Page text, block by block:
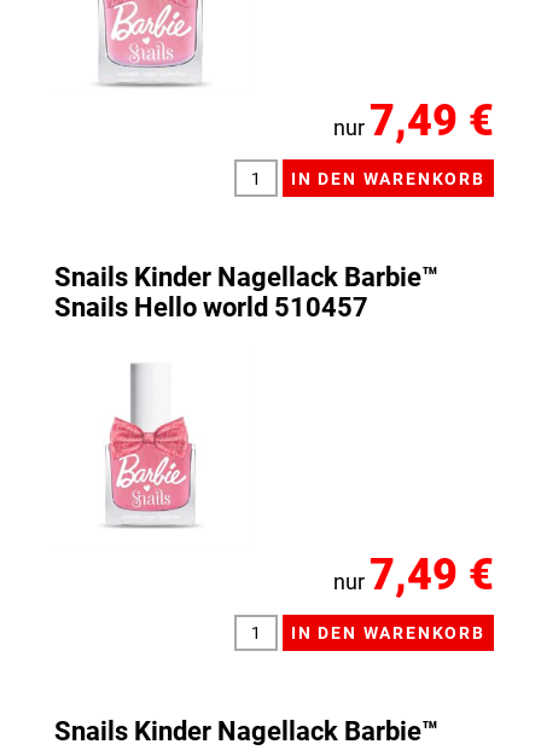
nur 7,49 €
Snails Kinder Nagellack Barbie™
Snails Hello world 510457
nur 7,49 €
Snails Kinder Nagellack Barbie™